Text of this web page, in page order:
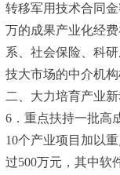
转移军用技术合同
万的成果产业化经
系、社会保险、科
技大市场的中介机
二、大力培育产业
6．重点扶持一批高
10个产业项目加以
过500万元，其中软